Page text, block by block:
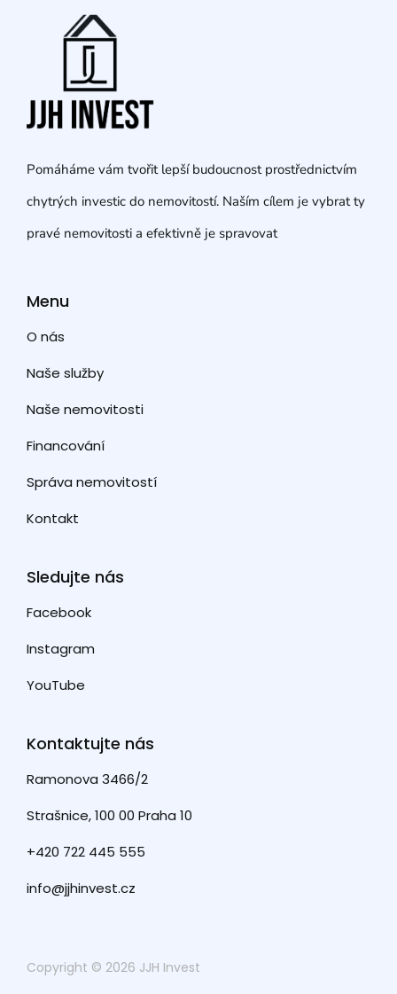
Pomáháme vám tvořit lepší budoucnost prostřednictvím
chytrých investic do nemovitostí. Naším cílem je vybrat ty
pravé nemovitosti a efektivně je spravovat
Menu
O nás
Naše služby
Naše nemovitosti
Financování
Správa nemovitostí
Kontakt
Sledujte nás
Facebook
Instagram
YouTube
Kontaktujte nás
Ramonova 3466/2
Strašnice, 100 00 Praha 10
+420 722 445 555
info@jjhinvest.cz
Copyright © 2026 JJH Invest